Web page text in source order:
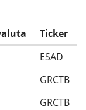
Ticker
ESAD
GRCTB
GRCTB